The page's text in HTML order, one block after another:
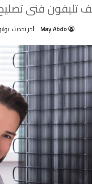
تليفون فنى
May Abdo آخر تحديث: يوليو 4,